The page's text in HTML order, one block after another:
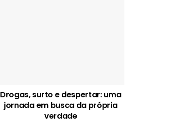
Drogas, surto e despertar: uma
jornada em busca da própria
verdade